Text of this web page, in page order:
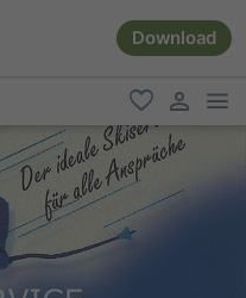
Download
favorit
user link